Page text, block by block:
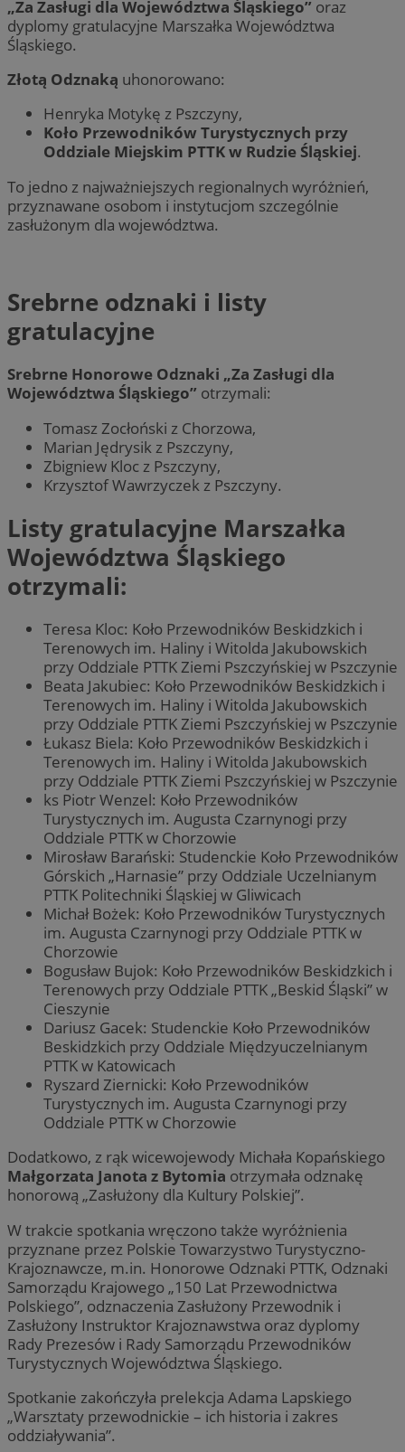
„Za Zasługi dla Województwa Śląskiego” oraz
dyplomy gratulacyjne Marszałka Województwa
Śląskiego.
Złotą Odznaką uhonorowano:
Henryka Motykę z Pszczyny,
Koło Przewodników Turystycznych przy
Oddziale Miejskim PTTK w Rudzie Śląskiej.
To jedno z najważniejszych regionalnych wyróżnień,
przyznawane osobom i instytucjom szczególnie
zasłużonym dla województwa.
Srebrne odznaki i listy
gratulacyjne
Srebrne Honorowe Odznaki „Za Zasługi dla
Województwa Śląskiego” otrzymali:
Tomasz Zocłoński z Chorzowa,
Marian Jędrysik z Pszczyny,
Zbigniew Kloc z Pszczyny,
Krzysztof Wawrzyczek z Pszczyny.
Listy gratulacyjne Marszałka
Województwa Śląskiego
otrzymali:
Teresa Kloc: Koło Przewodników Beskidzkich i
Terenowych im. Haliny i Witolda Jakubowskich
przy Oddziale PTTK Ziemi Pszczyńskiej w Pszczynie
Beata Jakubiec: Koło Przewodników Beskidzkich i
Terenowych im. Haliny i Witolda Jakubowskich
przy Oddziale PTTK Ziemi Pszczyńskiej w Pszczynie
Łukasz Biela: Koło Przewodników Beskidzkich i
Terenowych im. Haliny i Witolda Jakubowskich
przy Oddziale PTTK Ziemi Pszczyńskiej w Pszczynie
ks Piotr Wenzel: Koło Przewodników
Turystycznych im. Augusta Czarnynogi przy
Oddziale PTTK w Chorzowie
Mirosław Barański: Studenckie Koło Przewodników
Górskich „Harnasie” przy Oddziale Uczelnianym
PTTK Politechniki Śląskiej w Gliwicach
Michał Bożek: Koło Przewodników Turystycznych
im. Augusta Czarnynogi przy Oddziale PTTK w
Chorzowie
Bogusław Bujok: Koło Przewodników Beskidzkich i
Terenowych przy Oddziale PTTK „Beskid Śląski” w
Cieszynie
Dariusz Gacek: Studenckie Koło Przewodników
Beskidzkich przy Oddziale Międzyuczelnianym
PTTK w Katowicach
Ryszard Ziernicki: Koło Przewodników
Turystycznych im. Augusta Czarnynogi przy
Oddziale PTTK w Chorzowie
Dodatkowo, z rąk wicewojewody Michała Kopańskiego
Małgorzata Janota z Bytomia otrzymała odznakę
honorową „Zasłużony dla Kultury Polskiej”.
W trakcie spotkania wręczono także wyróżnienia
przyznane przez Polskie Towarzystwo Turystyczno-
Krajoznawcze, m.in. Honorowe Odznaki PTTK, Odznaki
Samorządu Krajowego „150 Lat Przewodnictwa
Polskiego”, odznaczenia Zasłużony Przewodnik i
Zasłużony Instruktor Krajoznawstwa oraz dyplomy
Rady Prezesów i Rady Samorządu Przewodników
Turystycznych Województwa Śląskiego.
Spotkanie zakończyła prelekcja Adama Lapskiego
„Warsztaty przewodnickie – ich historia i zakres
oddziaływania”.